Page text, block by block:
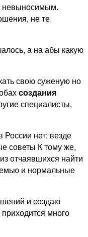
невыносимым.
не те
а на абы какую
свою суженую но
создания
специалисты,
России нет: везде
советы К тому же,
отчаявшихся найти
и нормальные
и создаю
много